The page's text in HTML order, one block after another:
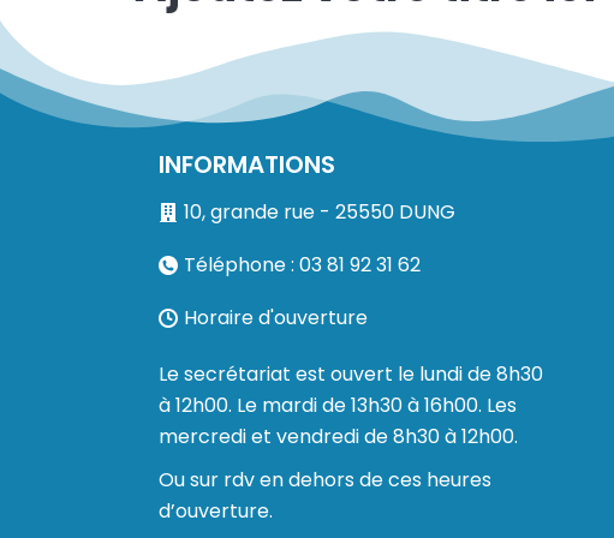
INFORMATIONS
10, grande rue - 25550 DUNG
Téléphone : 03 81 92 31 62
Horaire d'ouverture
Le secrétariat est ouvert le lundi de 8h30
à 12h00. Le mardi de 13h30 à 16h00. Les
mercredi et vendredi de 8h30 à 12h00.
Ou sur rdv en dehors de ces heures
d’ouverture.